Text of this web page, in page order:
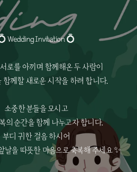
Wedding Invitation 💍
로를 아끼며 함께해온 두 사람이
함께할 새로운 시작을 하려 합니다.
소중한 분들을 모시고
의 순간을 함께 나누고자 합니다.
부디 귀한 걸음 하시어
날을 따뜻한 마음으로 축복해 주세요 ✨